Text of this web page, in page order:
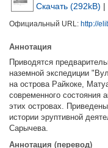
Скачать (292kB) |
Официальный URL: http://
Аннотация
Приводятся
наземной экспедиции
на острова Райкоке,
современного состояния
этих островах.
истории эруптивной
Сарычева.
Аннотация (перевод)